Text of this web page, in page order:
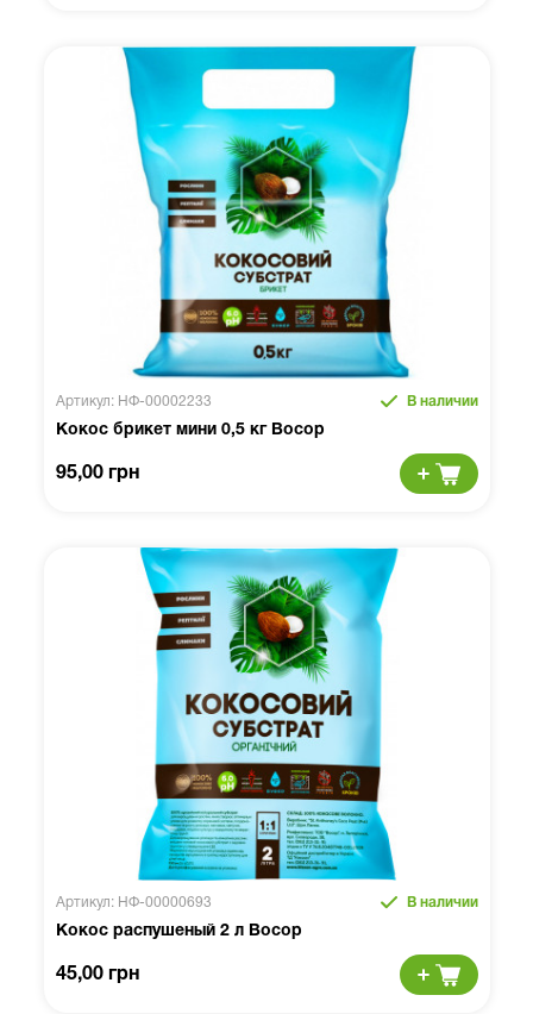
Артикул: НФ-00002233 В наличии
Кокос брикет мини 0,5 кг Восор
95,00 грн
Артикул: НФ-00000693 В наличии
Кокос распушеный 2 л Восор
45,00 грн